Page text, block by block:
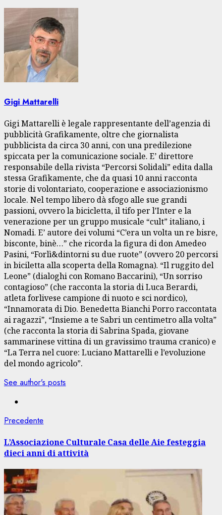
Gigi Mattarelli
Gigi Mattarelli è legale rappresentante dell’agenzia di
pubblicità Grafikamente, oltre che giornalista
pubblicista da circa 30 anni, con una predilezione
spiccata per la comunicazione sociale. E’ direttore
responsabile della rivista “Percorsi Solidali” edita dalla
stessa Grafikamente, che da quasi 10 anni racconta
storie di volontariato, cooperazione e associazionismo
locale. Nel tempo libero dà sfogo alle sue grandi
passioni, ovvero la bicicletta, il tifo per l’Inter e la
venerazione per un gruppo musicale “cult” italiano, i
Nomadi. E’ autore dei volumi “C’era un volta un re bisre,
bisconte, binè…” che ricorda la figura di don Amedeo
Pasini, “Forlì&dintorni su due ruote” (ovvero 20 percorsi
in biciletta alla scoperta della Romagna). “Il ruggito del
Leone” (dialoghi con Romano Baccarini), “Un sorriso
contagioso” (che racconta la storia di Luca Berardi,
atleta forlivese campione di nuoto e sci nordico),
“Innamorata di Dio. Benedetta Bianchi Porro raccontata
ai ragazzi”, “Insieme a te Sabri un centimetro alla volta”
(che racconta la storia di Sabrina Spada, giovane
sammarinese vittina di un gravissimo trauma cranico) e
“La Terra nel cuore: Luciano Mattarelli e l’evoluzione
del mondo agricolo”.
See author's posts
Navigazione
articolo
Precedente
L’Associazione Culturale Casa delle Aie festeggia
dieci anni di attività